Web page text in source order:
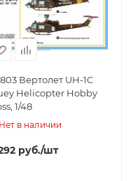
Вертолет UH-1C
Helicopter Hobby
1/48
Нет в наличии
руб./шт